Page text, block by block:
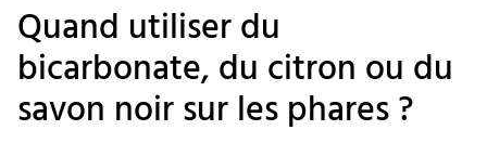
Quand utiliser du
bicarbonate, du citron ou du
savon noir sur les phares ?